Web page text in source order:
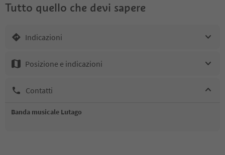
Tutto quello che devi sapere
Indicazioni
Posizione e indicazioni
Contatti
Banda musicale Lutago